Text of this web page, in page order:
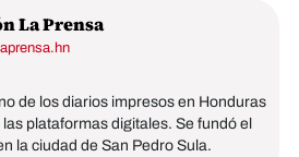
La Prensa
de los diarios impresos en Honduras
plataformas digitales. Se fundó el
la ciudad de San Pedro Sula.